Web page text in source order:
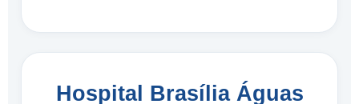
Hospital Brasília Águas